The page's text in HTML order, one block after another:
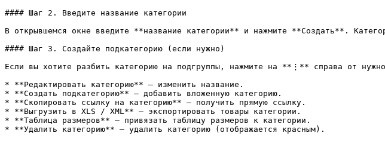
#### Шаг 2. Введите название категории
В открывшемся окне введите **название категории** и нажмите **Создать**.
#### Шаг 3. Создайте подкатегорию (если нужно)
Если вы хотите разбить категорию на подгруппы, нажмите на **⋮** справа от
* **Редактировать категорию** — изменить название.
* **Создать подкатегорию** — добавить вложенную категорию.
* **Скопировать ссылку на категорию** — получить прямую ссылку.
* **Выгрузить в XLS / XML** — экспортировать товары категории.
* **Таблица размеров** — привязать таблицу размеров к категории.
* **Удалить категорию** — удалить категорию (отображается красным).